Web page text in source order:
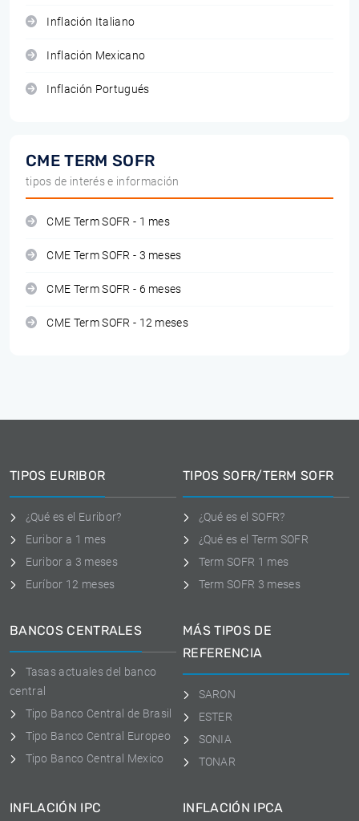
Inflación Italiano
Inflación Mexicano
Inflación Portugués
CME TERM SOFR
tipos de interés e información
CME Term SOFR - 1 mes
CME Term SOFR - 3 meses
CME Term SOFR - 6 meses
CME Term SOFR - 12 meses
TIPOS EURIBOR
¿Qué es el Euribor?
Euribor a 1 mes
Euribor a 3 meses
Euríbor 12 meses
TIPOS SOFR/TERM SOFR
¿Qué es el SOFR?
¿Qué es el Term SOFR
Term SOFR 1 mes
Term SOFR 3 meses
BANCOS CENTRALES
Tasas actuales del banco
central
Tipo Banco Central de Brasil
Tipo Banco Central Europeo
Tipo Banco Central Mexico
MÁS TIPOS DE
REFERENCIA
SARON
ESTER
SONIA
TONAR
INFLACIÓN IPC INFLACIÓN IPCA